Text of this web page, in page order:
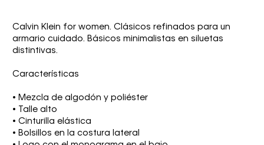
Calvin Klein for women. Clásicos refinados para un
armario cuidado. Básicos minimalistas en siluetas
distintivas.
Características
• Mezcla de algodón y poliéster
• Talle alto
• Cinturilla elástica
• Bolsillos en la costura lateral